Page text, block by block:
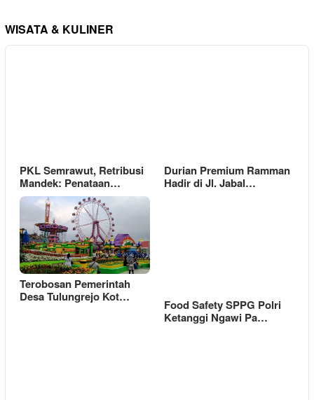
WISATA & KULINER
PKL Semrawut, Retribusi
Mandek: Penataan…
Durian Premium Ramman
Hadir di Jl. Jabal…
Terobosan Pemerintah
Desa Tulungrejo Kot…
Food Safety SPPG Polri
Ketanggi Ngawi Pa…